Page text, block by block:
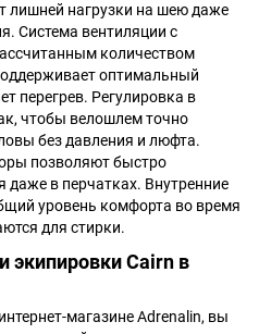
лишней нагрузки на шею даже
Система вентиляции с
количеством
оптимальный
перегрев. Регулировка в
чтобы велошлем точно
без давления и люфта.
позволяют быстро
даже в перчатках. Внутренние
уровень комфорта во время
для стирки.
экипировки Cairn в
магазине Adrenalin, вы